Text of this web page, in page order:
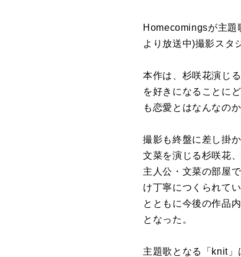
Homecomingsが主題
より放送中)撮影スタ
本作は、杉咲花演じる
を好きになることに
も恋愛とはなんなの
撮影も終盤に差し掛
文菜を演じる杉咲花、
主人公・ 文菜の部屋
け丁寧につくられて
とともに今後の作品内
となった。
主題歌 となる「knit」